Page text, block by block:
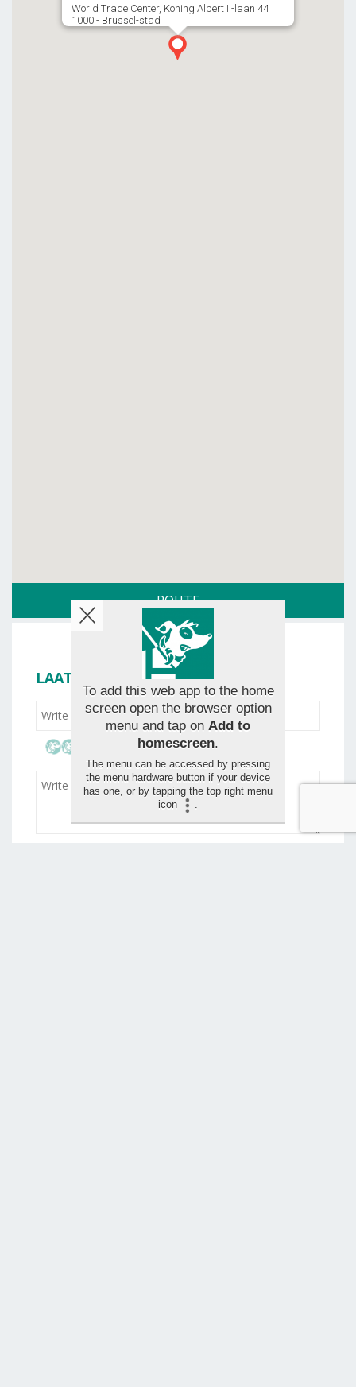
World Trade Center, Koning Albert II-laan 44
1000 - Brussel-stad
ROUTE
LAAT JE BEOORDELING ACHTER
To add this web app to the home
screen open the browser option
menu and tap on Add to
homescreen.
The menu can be accessed by pressing
the menu hardware button if your device
has one, or by tapping the top right menu
icon
.